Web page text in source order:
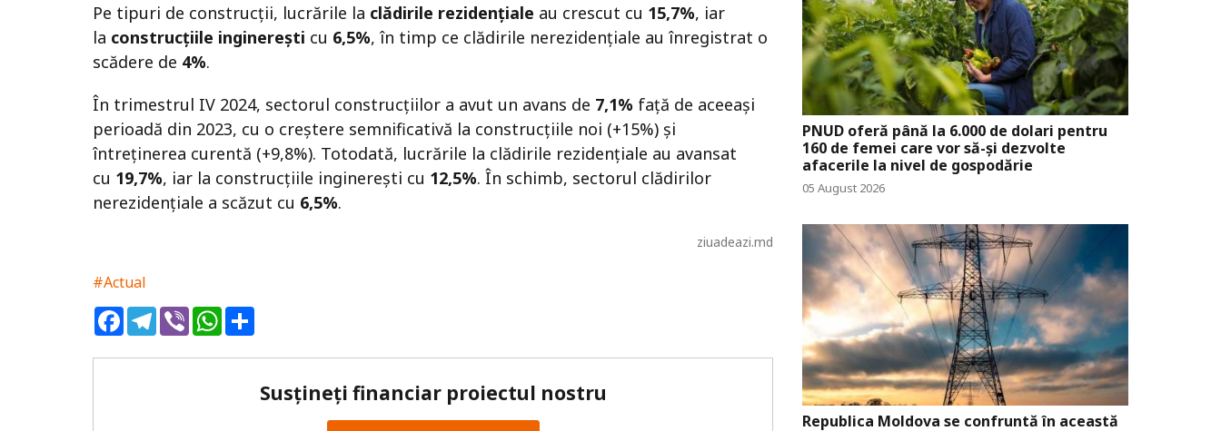
Pe tipuri de construcții, lucrările la clădirile rezidențiale au crescut cu 15,7%, iar
la construcțiile inginerești cu 6,5%, în timp ce clădirile nerezidențiale au înregistrat o
scădere de 4%.
În trimestrul IV 2024, sectorul construcțiilor a avut un avans de 7,1% față de aceeași
perioadă din 2023, cu o creștere semnificativă la construcțiile noi (+15%) și
întreținerea curentă (+9,8%). Totodată, lucrările la clădirile rezidențiale au avansat
cu 19,7%, iar la construcțiile inginerești cu 12,5%. În schimb, sectorul clădirilor
nerezidențiale a scăzut cu 6,5%.
ziuadeazi.md
#Actual
FacebookTelegram
ViberWhatsApp
Susțineți financiar proiectul nostru
PNUD oferă până la 6.000 de dolari pentru
160 de femei care vor să-și dezvolte
afacerile la nivel de gospodărie
05 August 2026
Republica Moldova se confruntă în această